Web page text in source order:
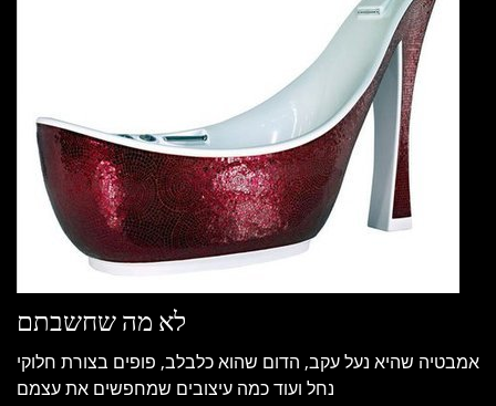
לא מה שחשבתם
אמבטיה שהיא נעל עקב, הדום שהוא כלבלב, פופים בצורת חלוקי
נחל ועוד כמה עיצובים שמחפשים את עצמם